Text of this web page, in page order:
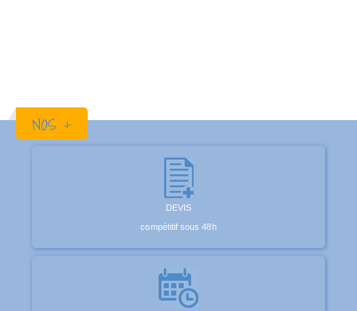
NOS +
DEVIS
compétitif sous 48h